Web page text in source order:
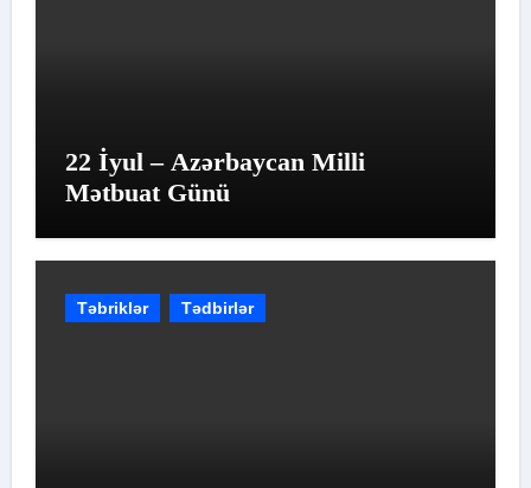
22 İyul – Azərbaycan Milli
Mətbuat Günü
Təbriklər Tədbirlər